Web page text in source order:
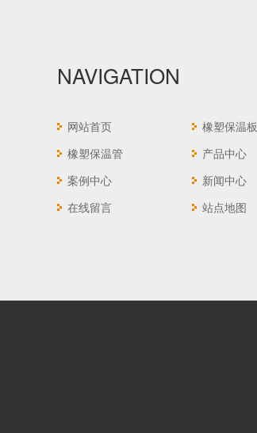
NAVIGATION
网站首页
橡塑保温板
橡塑保温管
产品中心
案例中心
新闻中心
在线留言
站点地图